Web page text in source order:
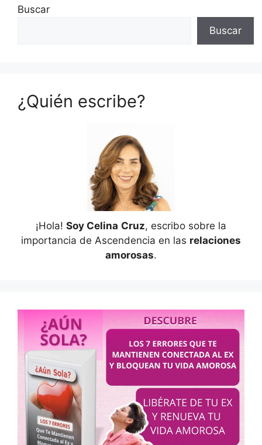
Buscar
Buscar
¿Quién escribe?
¡Hola! Soy Celina Cruz, escribo sobre la
importancia de Ascendencia en las relaciones
amorosas.